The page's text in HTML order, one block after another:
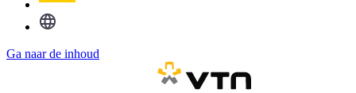
Ga naar de inhoud